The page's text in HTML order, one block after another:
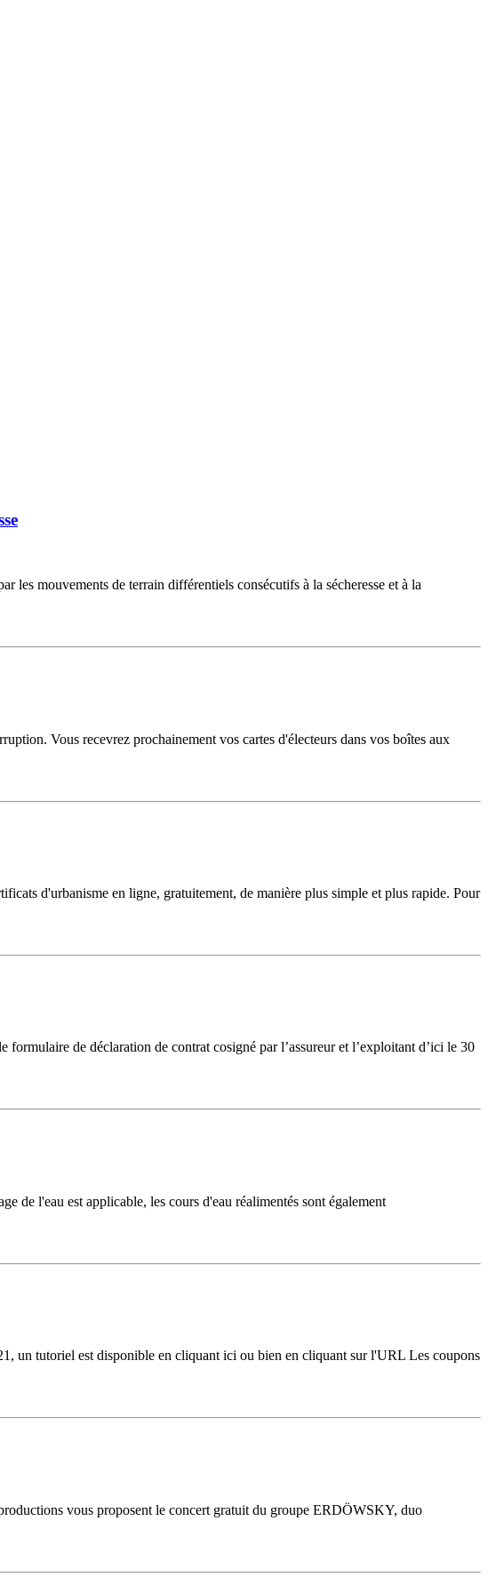
les mouvements de terrain différentiels consécutifs à la sécheresse et à la
Vous recevrez prochainement vos cartes d'électeurs dans vos boîtes aux
d'urbanisme en ligne, gratuitement, de manière plus simple et plus rapide. Pour
de déclaration de contrat cosigné par l’assureur et l’exploitant d’ici le 30
de l'eau est applicable, les cours d'eau réalimentés sont également
un tutoriel est disponible en cliquant ici ou bien en cliquant sur l'URL Les coupons
vous proposent le concert gratuit du groupe ERDÖWSKY, duo